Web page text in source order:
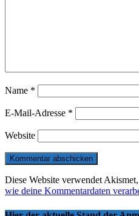
Name *
E-Mail-Adresse *
Website
Diese Website verwendet
wie deine Kommentardaten